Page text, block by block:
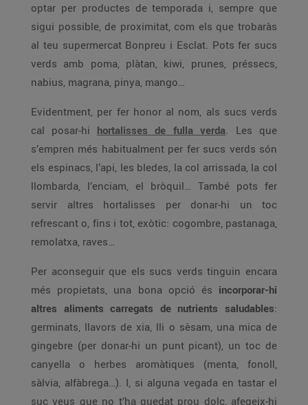
optar per productes de temporada i, sempre que
sigui possible, de proximitat, com els que trobaràs
al teu supermercat Bonpreu i Esclat. Pots fer sucs
verds amb poma, plàtan, kiwi, prunes, préssecs,
nabius, magrana, pinya, mango…
Evidentment, per fer honor al nom, als sucs verds
cal posar-hi hortalisses de fulla verda. Les que
s’empren més habitualment per fer sucs verds són
els espinacs, l’api, les bledes, la col arrissada, la col
llombarda, l’enciam, el bròquil… També pots fer
servir altres hortalisses per donar-hi un toc
refrescant o, fins i tot, exòtic: cogombre, pastanaga,
remolatxa, raves…
Per aconseguir que els sucs verds tinguin encara
més propietats, una bona opció és incorporar-hi
altres aliments carregats de nutrients saludables:
germinats, llavors de xia, lli o sèsam, una mica de
gingebre (per donar-hi un punt picant), un toc de
canyella o herbes aromàtiques (menta, fonoll,
sàlvia, alfàbrega…). I, si alguna vegada en tastar el
suc veus que no t’ha quedat prou dolç, afegeix-hi